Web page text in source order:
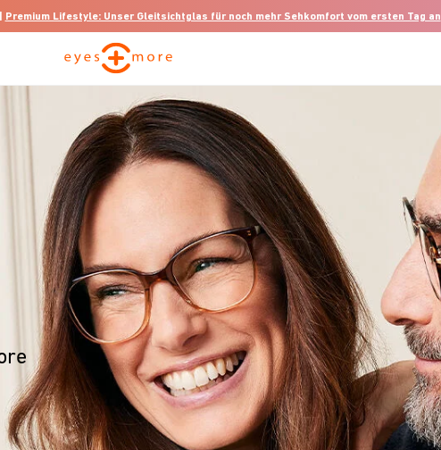
Premium Lifestyle: Unser Gleitsichtglas für noch mehr Sehkomfort vom ersten Tag an